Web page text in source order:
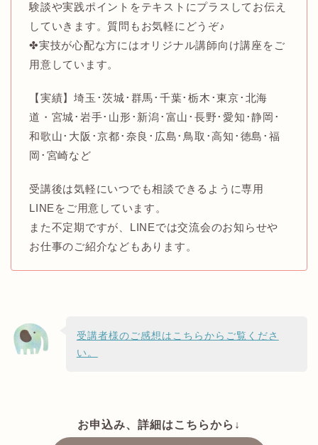
験談や実践ポイントをテキストにプラスしてお伝え
していきます。質問もお気軽にどうぞ♪
✤実技が心配な方にはオリジナル講師向け講座をご
用意しています。
【実績】埼玉･茨城･群馬･千葉･栃木･東京･北海
道・宮城･岩手･山形･新潟･富山･長野･愛知･静岡･
和歌山･大阪･京都･奈良･広島･鳥取･高知･徳島･福
岡･宮崎など
受講後は気軽にいつでも相談できるように専用
LINEをご用意しています。
また不定期ですが、LINEでは交流会のお知らせや
お仕事のご紹介などもあります。
受講者様のご感想はこちらからご覧くださ
い。
お申込み、詳細はこちらから↓